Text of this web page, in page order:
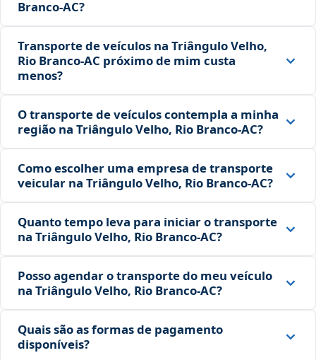
Branco‑AC?
Transporte de veículos na Triângulo Velho,
Rio Branco‑AC próximo de mim custa
menos?
O transporte de veículos contempla a minha
região na Triângulo Velho, Rio Branco‑AC?
Como escolher uma empresa de transporte
veicular na Triângulo Velho, Rio Branco‑AC?
Quanto tempo leva para iniciar o transporte
na Triângulo Velho, Rio Branco‑AC?
Posso agendar o transporte do meu veículo
na Triângulo Velho, Rio Branco‑AC?
Quais são as formas de pagamento
disponíveis?